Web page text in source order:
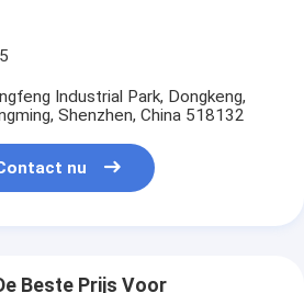
Industrial Park, Dongkeng,
Shenzhen, China 518132
nu
Beste Prijs Voor